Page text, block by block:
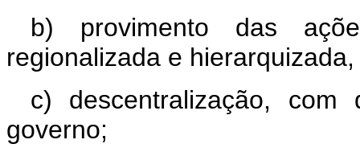
b) provimento das
regionalizada e
c) descentralização,
governo;